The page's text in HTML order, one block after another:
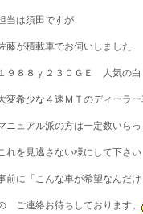
当は須田ですが
藤が積載車でお伺いしました
１９８８ｙ２３０ＧＥ 人気の白
変希少な４速ＭＴのディーラ
ニュアル派の方は一定数いら
れを見逃さない様にして下さい
前に「こんな車が希望なんだけ
ご連絡お待ちしております。